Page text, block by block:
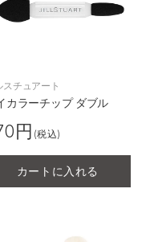
スチュアート
カラーチップ ダブル
円 (税込)
カートに入れる